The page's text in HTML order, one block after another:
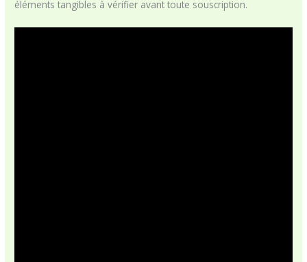
éléments tangibles à vérifier avant toute souscription.